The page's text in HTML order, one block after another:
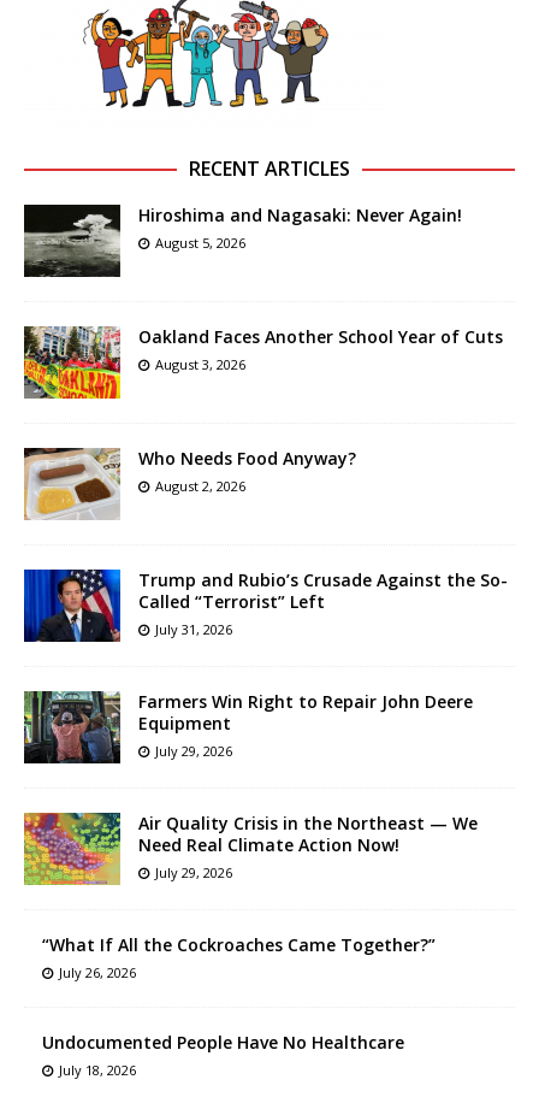
RECENT ARTICLES
Hiroshima and Nagasaki: Never Again!
August 5, 2026
Oakland Faces Another School Year of Cuts
August 3, 2026
Who Needs Food Anyway?
August 2, 2026
Trump and Rubio’s Crusade Against the So-
Called “Terrorist” Left
July 31, 2026
Farmers Win Right to Repair John Deere
Equipment
July 29, 2026
Air Quality Crisis in the Northeast — We
Need Real Climate Action Now!
July 29, 2026
“What If All the Cockroaches Came Together?”
July 26, 2026
Undocumented People Have No Healthcare
July 18, 2026